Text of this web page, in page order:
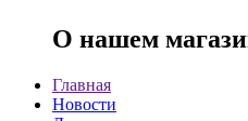
О нашем
Главная
Новости